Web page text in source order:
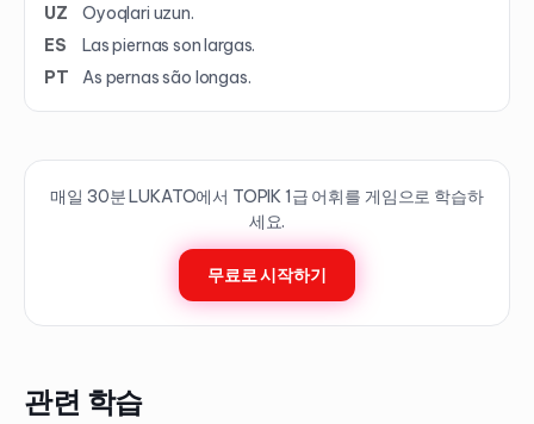
UZ
Oyoqlari uzun.
ES
Las piernas son largas.
PT
As pernas são longas.
매일 30분 LUKATO에서 TOPIK 1급 어휘를 게임으로 학습하
세요.
무료로 시작하기
관련 학습